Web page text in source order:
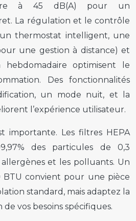
à 45 dB(A) pour un
La régulation et le contrôle
thermostat intelligent, une
une gestion à distance) et
hebdomadaire optimisent le
Des fonctionnalités
un mode nuit, et la
l’expérience utilisateur.
importante. Les filtres HEPA
des particules de 0,3
et les polluants. Un
BTU convient pour une pièce
standard, mais adaptez la
vos besoins spécifiques.